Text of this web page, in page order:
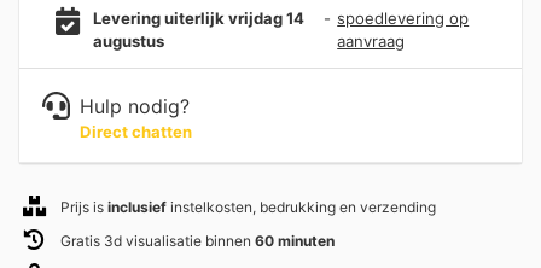
Levering uiterlijk vrijdag 14
augustus
- spoedlevering op
aanvraag
Hulp nodig?
Direct chatten
Prijs is inclusief instelkosten, bedrukking en verzending
Gratis 3d visualisatie binnen 60 minuten